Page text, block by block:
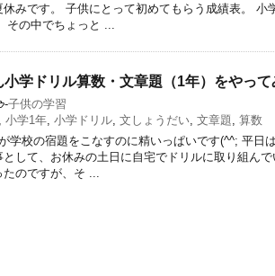
休みです。 子供にとって初めてもらう成績表。 小
その中でちょっと ...
学ドリル算数・文章題（1年）をやっ
-子供の学習
小学1年 小学ドリル 文しょうだい 文章題
算数
学校の宿題をこなすのに精いっぱいです(^^; 平日
として、お休みの土日に自宅でドリルに取り組ん
のですが、そ ...